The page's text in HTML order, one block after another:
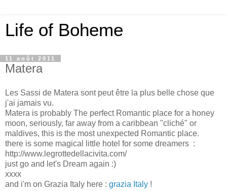
Life of Boheme
11 août 2011
Matera
Les Sassi de Matera sont peut être la plus belle chose que
j'ai jamais vu.
Matera is probably The perfect Romantic place for a honey
moon, seriously, far away from a caribbean "cliché" or
maldives, this is the most unexpected Romantic place.
there is some magical little hotel for some dreamers :
http://www.legrottedellacivita.com/
just go and let's Dream again :)
xxxx
and i'm on Grazia Italy here : grazia Italy !